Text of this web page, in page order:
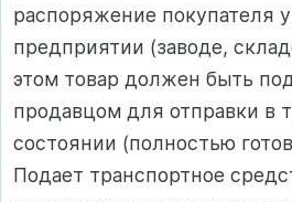
распоряжение покупателя
предприятии (заводе,
этом товар должен быть
продавцом для отправки в
состоянии (полностью
Подает транспортное